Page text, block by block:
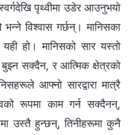
पृथ्वीमा उडेर आउनुभयो
भन्‍ने विश्‍वास गर्छन्। मानिसका
हो। मानिसको सार यस्तो
सक्दैन, र आत्मिक क्षेत्रको
आफ्‍नो सारद्वारा मात्रै
रूपमा काम गर्न सक्दैनन्,
उस्तै हुन्छन्, तिनीहरूमा कुनै